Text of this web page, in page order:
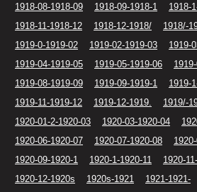
1918-08-1918-09
1918-09-1918-1
1918-
1918-11-1918-12
1918-12-1918/ 1918/-
1919-0-1919-02
1919-02-1919-03
1919-
1919-04-1919-05
1919-05-1919-06
1919-08-1919-09
1919-09-1919-1
1919-
1919-11-1919-12
1919-12-1919. 1919/-
1920-01-2-1920-03
1920-03-1920-04
1920-06-1920-07
1920-07-1920-08
1920-09-1920-1
1920-1-1920-11
1920-
1920-12-1920s
1920s-1921 1921-1921-